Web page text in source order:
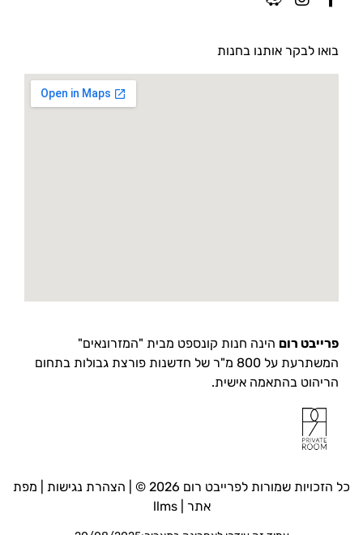
בואו לבקר אותנו בחנות
פרייבט רום הינה חנות קונספט מבית "המזרונאים"
המשתרעת על 800 מ"ר של חדשנות פורצת גבולות בתחום
הריהוט בהתאמה אישית.
כל הזכויות שמורות לפרייבט רום 2026 © | הצהרת נגישות
מפת
אתר |
llms